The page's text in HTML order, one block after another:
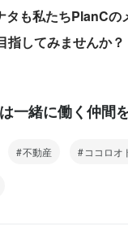
も私たちPlanCの
指してみませんか？
一緒に働く仲間
不動産 ココロオ